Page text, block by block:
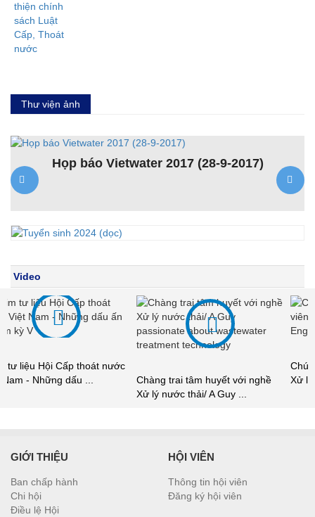
Thư viện ảnh
Họp báo Vietwater 2017 (28-9-2017)
Video
Chàng trai tâm huyết với nghề
Chúng tôi tự hào là Kỹ thuật viên
Xử lý nước thải/ ...
GIỚI THIỆU
Ban chấp hành
Chi hội
Điều lệ Hội
HỘI VIÊN
Thông tin hội viên
Đăng ký hội viên